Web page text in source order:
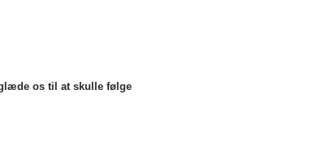
os til at skulle følge